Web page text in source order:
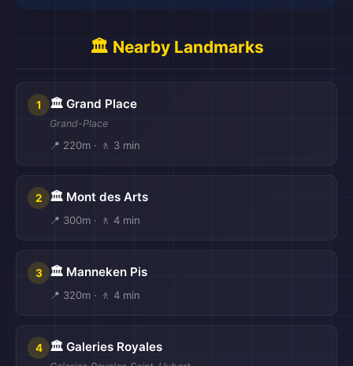
🏛️ Nearby Landmarks
1 🏛️ Grand Place
Grand-Place
📍 220m · 🚶 3 min
2 🏛️ Mont des Arts
📍 300m · 🚶 4 min
3 🏛️ Manneken Pis
📍 320m · 🚶 4 min
4 🏛️ Galeries Royales